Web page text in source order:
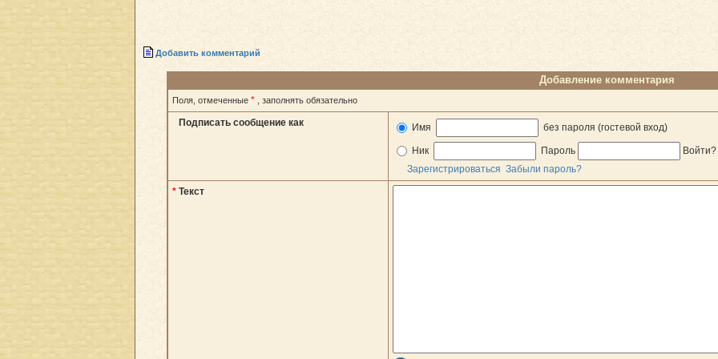
Добавить комментарий
Добавление комментария
Поля, отмеченные * , заполнять обязательно
Подписать сообщение как Имя без пароля (гостевой вход)
Ник Пароль
Войти?
Зарегистрироваться Забыли пароль?
* Текст